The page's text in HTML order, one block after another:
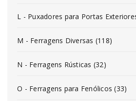
L - Puxadores para Portas
M - Ferragens Diversas (118)
N - Ferragens Rústicas (32)
O - Ferragens para Fenólicos (33)